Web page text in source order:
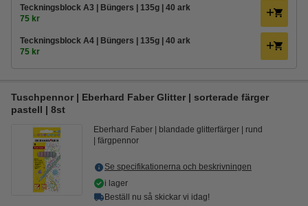
Teckningsblock A3 | Büngers | 135g | 40 ark
75 kr
Teckningsblock A4 | Büngers | 135g | 40 ark
75 kr
Tuschpennor | Eberhard Faber Glitter | sorterade färger
pastell | 8st
Eberhard Faber blandade glitterfärger
rund
färgpennor
Se specifikationerna och beskrivningen
i lager
Beställ nu så skickar vi idag!